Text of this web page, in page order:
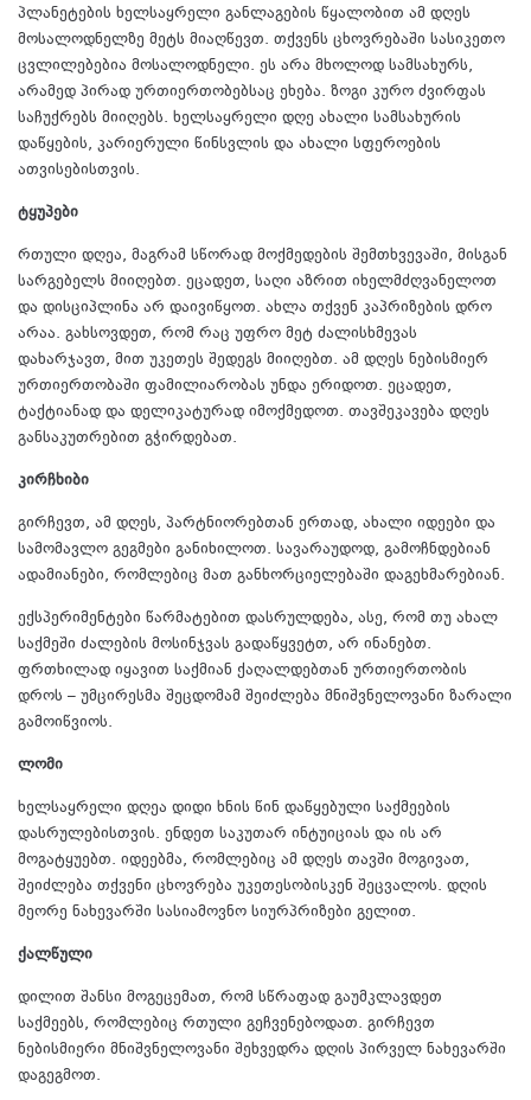
პლანეტების ხელსაყრელი განლაგების წყალობით ამ დღეს
მოსალოდნელზე მეტს მიაღწევთ. თქვენს ცხოვრებაში სასიკეთო
ცვლილებებია მოსალოდნელი. ეს არა მხოლოდ სამსახურს,
არამედ პირად ურთიერთობებსაც ეხება. ზოგი კურო ძვირფას
საჩუქრებს მიიღებს. ხელსაყრელი დღე ახალი სამსახურის
დაწყების, კარიერული წინსვლის და ახალი სფეროების
ათვისებისთვის.
ტყუპები
რთული დღეა, მაგრამ სწორად მოქმედების შემთხვევაში, მისგან
სარგებელს მიიღებთ. ეცადეთ, საღი აზრით იხელმძღვანელოთ
და დისციპლინა არ დაივიწყოთ. ახლა თქვენ კაპრიზების დრო
არაა. გახსოვდეთ, რომ რაც უფრო მეტ ძალისხმევას
დახარჯავთ, მით უკეთეს შედეგს მიიღებთ. ამ დღეს ნებისმიერ
ურთიერთობაში ფამილიარობას უნდა ერიდოთ. ეცადეთ,
ტაქტიანად და დელიკატურად იმოქმედოთ. თავშეკავება დღეს
განსაკუთრებით გჭირდებათ.
კირჩხიბი
გირჩევთ, ამ დღეს, პარტნიორებთან ერთად, ახალი იდეები და
სამომავლო გეგმები განიხილოთ. სავარაუდოდ, გამოჩნდებიან
ადამიანები, რომლებიც მათ განხორციელებაში დაგეხმარებიან.
ექსპერიმენტები წარმატებით დასრულდება, ასე, რომ თუ ახალ
საქმეში ძალების მოსინჯვას გადაწყვეტთ, არ ინანებთ.
ფრთხილად იყავით საქმიან ქაღალდებთან ურთიერთობის
დროს – უმცირესმა შეცდომამ შეიძლება მნიშვნელოვანი ზარალი
გამოიწვიოს.
ლომი
ხელსაყრელი დღეა დიდი ხნის წინ დაწყებული საქმეების
დასრულებისთვის. ენდეთ საკუთარ ინტუიციას და ის არ
მოგატყუებთ. იდეებმა, რომლებიც ამ დღეს თავში მოგივათ,
შეიძლება თქვენი ცხოვრება უკეთესობისკენ შეცვალოს. დღის
მეორე ნახევარში სასიამოვნო სიურპრიზები გელით.
ქალწული
დილით შანსი მოგეცემათ, რომ სწრაფად გაუმკლავდეთ
საქმეებს, რომლებიც რთული გეჩვენებოდათ. გირჩევთ
ნებისმიერი მნიშვნელოვანი შეხვედრა დღის პირველ ნახევარში
დაგეგმოთ.